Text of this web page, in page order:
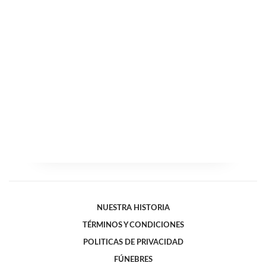
NUESTRA HISTORIA
TÉRMINOS Y CONDICIONES
POLITICAS DE PRIVACIDAD
FÚNEBRES